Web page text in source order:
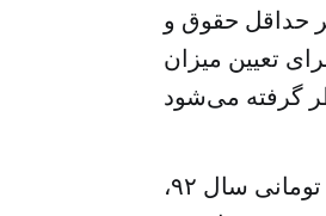
حداقل حقوق و
تعیین میزان
بر همین اساس، با توجه به حداقل دستمزد ۴۸۷ هزار و ۱۲۵ تومان تومانی سال ۹۲،